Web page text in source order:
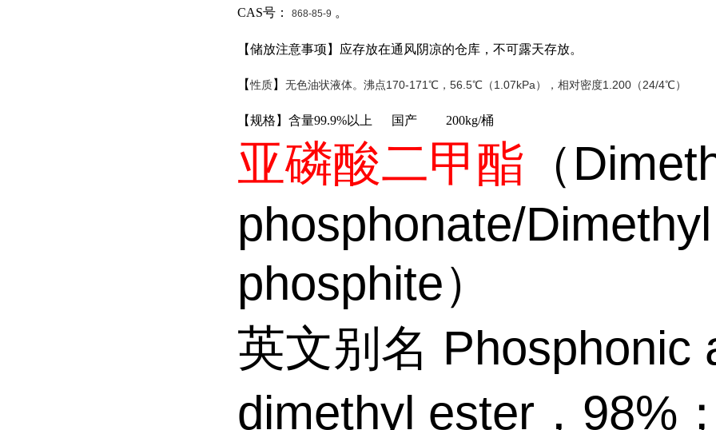
CAS号： 868-85-9 。
【储放注意事项】应存放在通风阴凉的仓库，不可露天存放。
【性质】 无色油状液体。沸点170-171℃，56.5℃（1.07kPa），相对密度1.200（24/4℃）
【规格】含量99.9%以上 国产 200kg/桶
亚磷酸二甲酯 （
phosphonate/Dimethyl
phosphite）
英文别名 Phosphonic
dimethyl ester，98%